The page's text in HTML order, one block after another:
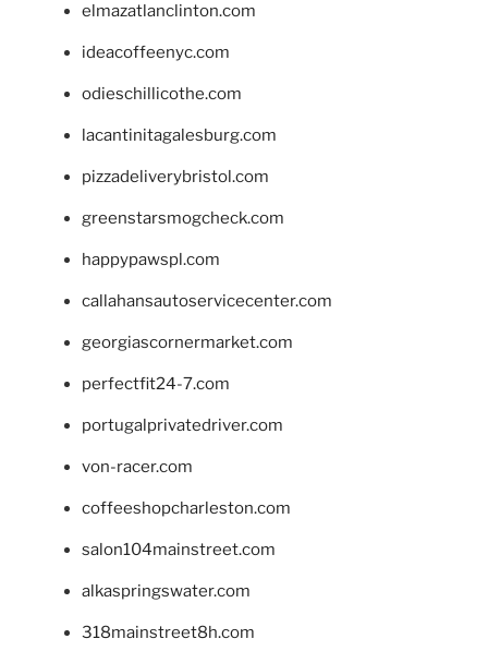
elmazatlanclinton.com
ideacoffeenyc.com
odieschillicothe.com
lacantinitagalesburg.com
pizzadeliverybristol.com
greenstarsmogcheck.com
happypawspl.com
callahansautoservicecenter.com
georgiascornermarket.com
perfectfit24-7.com
portugalprivatedriver.com
von-racer.com
coffeeshopcharleston.com
salon104mainstreet.com
alkaspringswater.com
318mainstreet8h.com